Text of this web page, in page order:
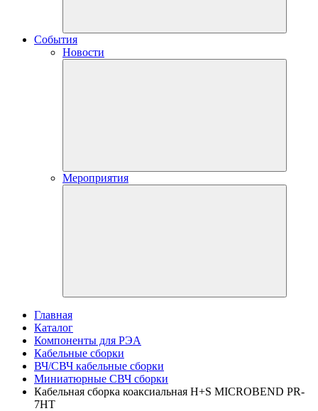
События
Новости
Мероприятия
Главная
Каталог
Компоненты для РЭА
Кабельные сборки
ВЧ/СВЧ кабельные сборки
Миниатюрные СВЧ сборки
Кабельная сборка коаксиальная H+S MICROBEND PR-
7HT